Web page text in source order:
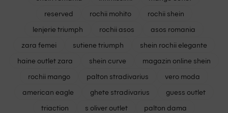
reserved
rochii mohito
rochii shein
lenjerie triumph
rochii asos
asos romania
zara femei
sutiene triumph
shein rochii elegante
haine outlet zara
shein curve
magazin online shein
rochii mango
palton stradivarius
vero moda
american eagle
ghete stradivarius
guess outlet
triaction
s oliver outlet
palton dama